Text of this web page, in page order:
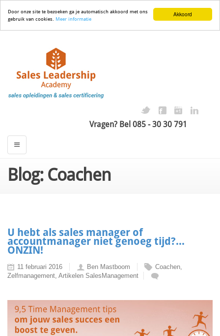
Akkoord
Door onze site te bezoeken ga je automatisch akkoord met ons
gebruik van cookies. Meer informatie
Vragen? Bel 085 - 30 30 791
Blog: Coachen
U hebt als sales manager of
accountmanager niet genoeg tijd?...
ONZIN!
11 februari 2016 Ben Mastboom
Coachen,
Zelfmanagement, Artikelen SalesManagement